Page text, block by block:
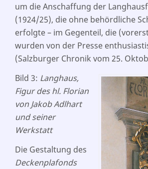
um die Anschaffung der
(1924/25), die ohne behördliche
erfolgte – im Gegenteil, die
wurden von der Presse
(Salzburger Chronik vom 25.
Bild 3: Langhaus,
Figur des hl. Florian
von Jakob Adlhart
und seiner
Werkstatt
Die Gestaltung des
Deckenplafonds